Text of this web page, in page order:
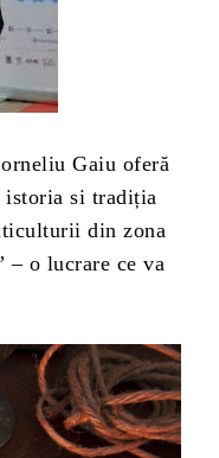
Gaiu oferă
si tradiția
din zona
o lucrare ce va